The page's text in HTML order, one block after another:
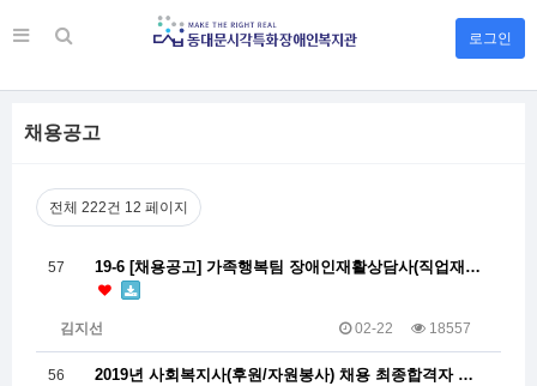
로그인
채용공고
전체 222건 12 페이지
57 19-6 [채용공고] 가족행복팀 장애인재활상담사(직업재…
김지선 18557
02-22
56 2019년 사회복지사(후원/자원봉사) 채용 최종합격자 …